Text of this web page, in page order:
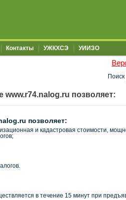
Контакты УЖКХСЭ УИИЗО
Поиск
позволяет:
позволяет:
и кадастровая стоимости,
в течение 15 минут при